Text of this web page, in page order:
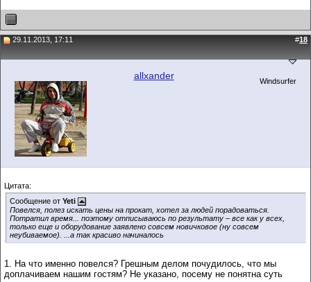
29.11.2013, 17:11 #18
allxander Windsurfer
Цитата:
Сообщение от Yeti
Повелся, полез искать цены на прокат, хотел за людей порадоваться.
Потратил время... поэтому отписываюсь по результату – все как у всех,
только еще и оборудование заявлено совсем новичковое (ну совсем
неубиваемое). ...а так красиво начиналось
1. На что именно повелся? Грешным делом почудилось, что мы
доплачиваем нашим гостям? Не указано, посему не понятна суть